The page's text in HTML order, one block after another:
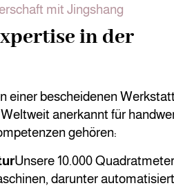
mit Jingshang
in der
einer bescheidenen
Weltweit anerkannt für
gehören:
Unsere 10.000
darunter